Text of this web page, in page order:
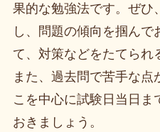
果的な勉強法です。ぜひ
し、問題の傾向を掴ん
て、対策などをたてられ
また、過去問で苦手な
こを中心に試験日当日ま
おきましょう。